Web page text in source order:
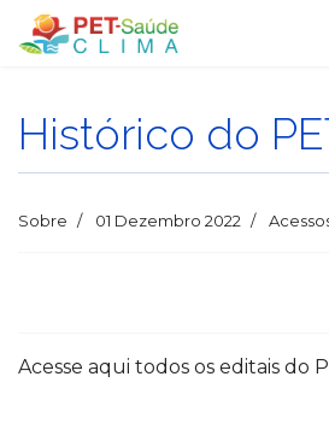
Histórico do
Sobre 01 Dezembro 2022
Acesse aqui todos os editais do